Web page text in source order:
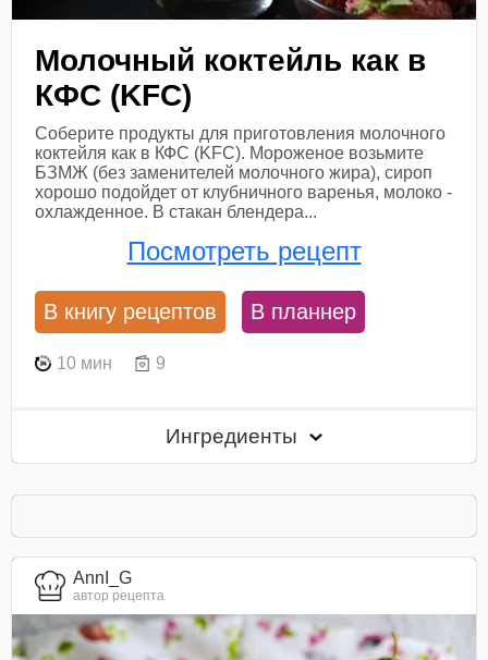
Молочный коктейль как в
КФС (KFC)
Соберите продукты для приготовления молочного
коктейля как в КФС (KFC). Мороженое возьмите
БЗМЖ (без заменителей молочного жира), сироп
хорошо подойдет от клубничного варенья, молоко -
охлажденное. В стакан блендера...
Посмотреть рецепт
В книгу рецептов В планнер
10 мин 9
Ингредиенты
AnnI_G
автор рецепта